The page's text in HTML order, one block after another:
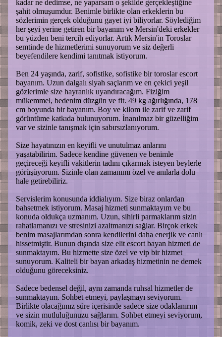
kadar ne dedimse, ne yaparsam o şekilde gerçekleştiğine
şahit olmuşumdur. Benimle birlikte olan erkeklerin bu
sözlerimin gerçek olduğunu gayet iyi biliyorlar. Söylediğim
her şeyi yerine getiren bir bayanım ve Mersin'deki erkekler
bu yüzden beni tercih ediyorlar. Artık Mersin'in Toroslar
semtinde de hizmetlerimi sunuyorum ve siz değerli
beyefendilere kendimi tanıtmak istiyorum.
Ben 24 yaşında, zarif, sofistike, sofistike bir toroslar escort
bayanım. Uzun dalgalı siyah saçlarım ve en çekici yeşil
gözlerimle size hayranlık uyandıracağım. Fiziğim
mükemmel, bedenim düzgün ve fit. 49 kg ağırlığında, 178
cm boyunda bir bayanım. Boy ve kilom ile zarif ve zarif
görüntüme katkıda bulunuyorum. İnanılmaz bir güzelliğim
var ve sizinle tanışmak için sabırsızlanıyorum.
Size hayatınızın en keyifli ve unutulmaz anlarını
yaşatabilirim. Sadece kendine güvenen ve benimle
geçireceği keyifli vakitlerin tadını çıkarmak isteyen beylerle
görüşüyorum. Sizinle olan zamanımı özel ve anılarla dolu
hale getirebiliriz.
Servislerim konusunda iddialıyım. Size biraz onlardan
bahsetmek istiyorum. Masaj hizmeti sunmaktayım ve bu
konuda oldukça uzmanım. Uzun, sihirli parmaklarım sizin
rahatlamanızı ve stresinizi azaltmanızı sağlar. Birçok erkek
benim masajlarımdan sonra kendilerini daha enerjik ve canlı
hissetmiştir. Bunun dışında size elit escort bayan hizmeti de
sunmaktayım. Bu hizmette size özel ve vip bir hizmet
sunuyorum. Kaliteli bir bayan arkadaş hizmetinin ne demek
olduğunu göreceksiniz.
Sadece bedensel değil, aynı zamanda ruhsal hizmetler de
sunmaktayım. Sohbet etmeyi, paylaşmayı seviyorum.
Birlikte olacağımız süre içerisinde sadece size odaklanırım
ve sizin mutluluğunuzu sağlarım. Sohbet etmeyi seviyorum,
komik, zeki ve dost canlısı bir bayanım.